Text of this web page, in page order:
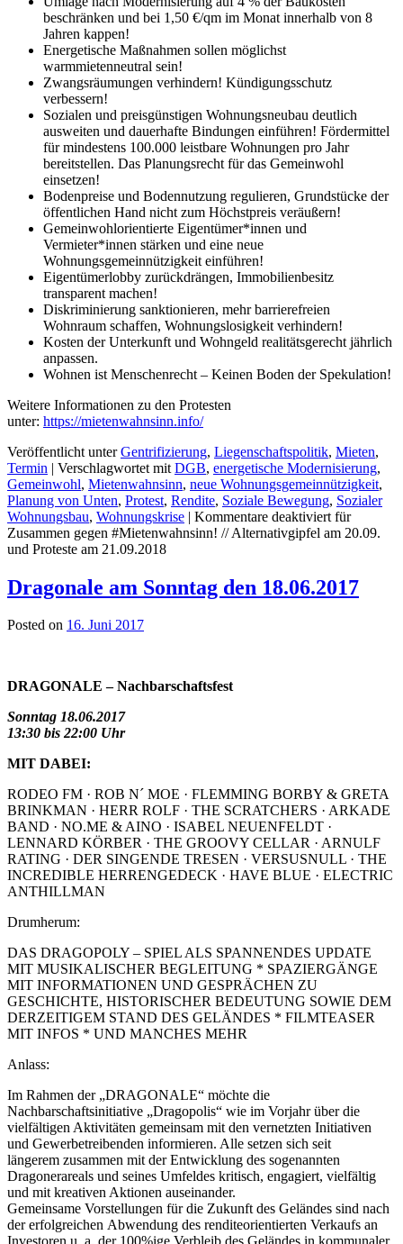
beschränken und bei 1,50 €/qm im Monat innerhalb von 8
Jahren kappen!
Energetische Maßnahmen sollen möglichst
warmmietenneutral sein!
Zwangsräumungen verhindern! Kündigungsschutz
verbessern!
Sozialen und preisgünstigen Wohnungsneubau deutlich
ausweiten und dauerhafte Bindungen einführen! Fördermittel
für mindestens 100.000 leist­bare Wohnungen pro Jahr
bereitstellen. Das Planungs­recht für das Gemeinwohl
einsetzen!
Bodenpreise und Bodennutzung regulieren, Grundstücke der
öffentlichen Hand nicht zum Höchstpreis veräußern!
Gemeinwohlorientierte Eigentümer*innen und
Vermieter*innen stärken und eine neue
Wohnungsgemeinnützigkeit einführen!
Eigentümerlobby zurückdrängen, Immobilienbesitz
transparent machen!
Diskriminierung sanktionieren, mehr barrierefreien
Wohnraum schaffen, Wohnungslosigkeit verhindern!
Kosten der Unterkunft und Wohngeld realitätsgerecht jährlich
anpassen.
Wohnen ist Menschenrecht – Keinen Boden der Spekulation!
Weitere Informationen zu den Protesten
unter: https://mietenwahnsinn.info/
Veröffentlicht unter Gentrifizierung, Liegenschaftspolitik, Mieten,
Termin | Verschlagwortet mit DGB, energetische Modernisierung,
Gemeinwohl, Mietenwahnsinn, neue Wohnungsgemeinnützigkeit,
Planung von Unten, Protest, Rendite, Soziale Bewegung, Sozialer
Wohnungsbau, Wohnungskrise | Kommentare deaktiviert für
Zusammen gegen #Mietenwahnsinn! // Alternativgipfel am 20.09.
und Proteste am 21.09.2018
Dragonale am Sonntag den 18.06.2017
Posted on 16. Juni 2017
DRAGONALE – Nachbarschaftsfest
Sonntag 18.06.2017
13:30 bis 22:00 Uhr
MIT DABEI:
RODEO FM · ROB N´ MOE · FLEMMING BORBY & GRETA
BRINKMAN · HERR ROLF · THE SCRATCHERS · ARKADE
BAND · NO.ME & AINO · ISABEL NEUENFELDT ·
LENNARD KÖRBER · THE GROOVY CELLAR · ARNULF
RATING · DER SINGENDE TRESEN · VERSUSNULL · THE
INCREDIBLE HERRENGEDECK · HAVE BLUE · ELECTRIC
ANTHILLMAN
Drumherum:
DAS DRAGOPOLY – SPIEL ALS SPANNENDES UPDATE
MIT MUSIKALISCHER BEGLEITUNG * SPAZIERGÄNGE
MIT INFORMATIONEN UND GESPRÄCHEN ZU
GESCHICHTE, HISTORISCHER BEDEUTUNG SOWIE DEM
DERZEITIGEM STAND DES GELÄNDES * FILMTEASER
MIT INFOS * UND MANCHES MEHR
Anlass:
Im Rahmen der „DRAGONALE“ möchte die
Nachbarschaftsinitiative „Dragopolis“ wie im Vorjahr über die
vielfältigen Aktivitäten gemeinsam mit den vernetzten Initiativen
und Gewerbetreibenden informieren. Alle setzen sich seit
längerem zusammen mit der Entwicklung des sogenannten
Dragonerareals und seines Umfeldes kritisch, engagiert, vielfältig
und mit kreativen Aktionen auseinander.
Gemeinsame Vorstellungen für die Zukunft des Geländes sind nach
der erfolgreichen Abwendung des renditeorientierten Verkaufs an